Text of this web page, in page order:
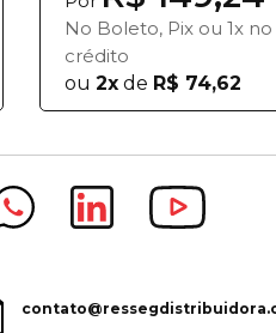
No Boleto, Pix ou 1x
crédito
ou 2x de R$ 74,62